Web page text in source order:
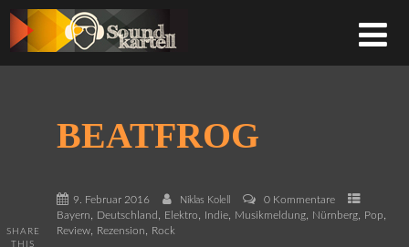
BEATFROG
9. Februar 2016 Niklas Kolell
0 Kommentare
Bayern, Deutschland , Elektro, Indie, Musikmeldung, Nürnberg, Pop,
Review, Rezension, Rock
SHARE
THIS